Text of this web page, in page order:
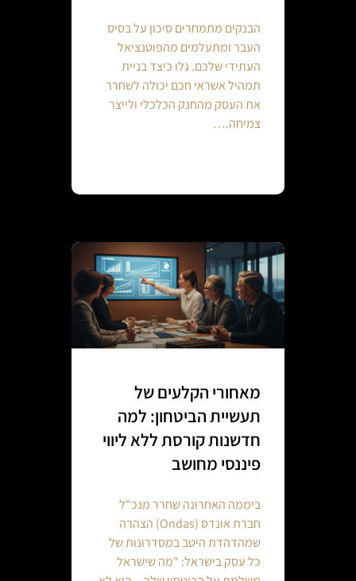
הבנקים מתמחרים סיכון על בסיס
העבר ומתעלמים מהפוטנציאל
העתידי שלכם. גלו כיצד בניית
תמהיל אשראי חכם יכולה לשחרר
את העסק מהחנק הכלכלי ולייצר
צמיחה.…
מאחורי הקלעים של
תעשיית הביטחון: למה
חדשנות קורסת ללא ליווי
פיננסי מחושב
ביממה האחרונה שחרר מנכ"ל
חברת אונדס (Ondas) הצהרה
שמהדהדת היטב במסדרונות של
כל עסק בישראל: "מה שישראל